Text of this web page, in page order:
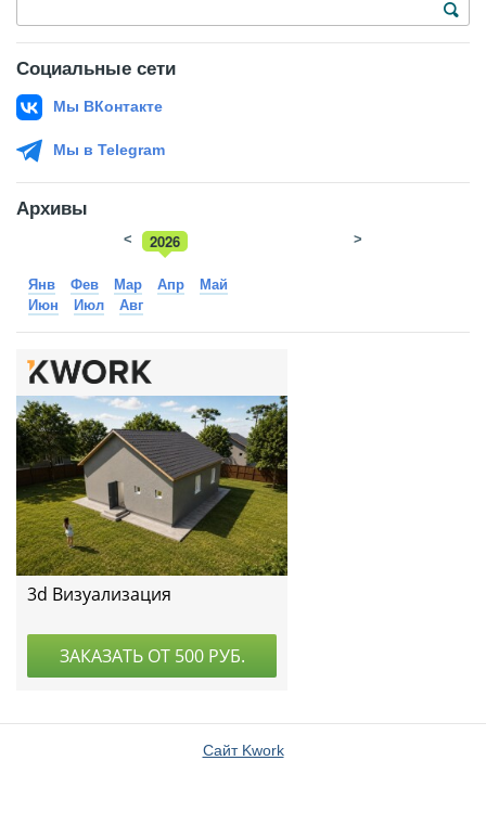
Социальные сети
Мы ВКонтакте
Мы в Telegram
Архивы
2026
2025
< >
Янв Фев Мар Апр
Май
Июн
Июл Авг
Сайт Kwork